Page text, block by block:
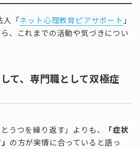
人「ネット心理教育ピアサポート 」
、これまでの活動や気づきについ
て、専門職として双極症
うつを繰り返す」よりも、
「症状
の方が実情に合っていると語っ